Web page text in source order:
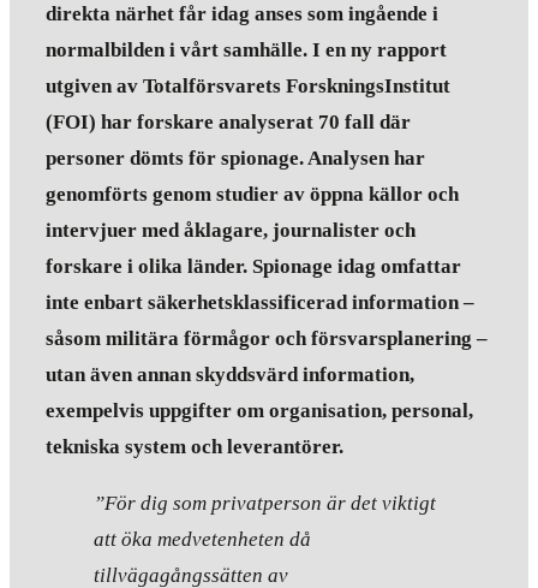
direkta närhet får idag anses som ingående i
normalbilden i vårt samhälle. I en ny rapport
utgiven av Totalförsvarets ForskningsInstitut
(FOI) har forskare analyserat 70 fall där
personer dömts för spionage. Analysen har
genomförts genom studier av öppna källor och
intervjuer med åklagare, journalister och
forskare i olika länder. Spionage idag omfattar
inte enbart säkerhetsklassificerad information –
såsom militära förmågor och försvarsplanering –
utan även annan skyddsvärd information,
exempelvis uppgifter om organisation, personal,
tekniska system och leverantörer.
”För dig som privatperson är det viktigt
att öka medvetenheten då
tillvägagångssätten av